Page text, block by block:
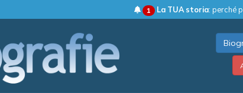
1 La TUA storia: perché